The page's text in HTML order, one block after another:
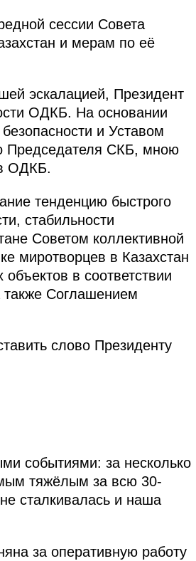
сессии Совета
и мерам по её
эскалацией, Президент
ОДКБ. На основании
и Уставом
Председателя СКБ, мною
ОДКБ.
тенденцию быстрого
стабильности
Советом коллективной
миротворцев в Казахстан
в соответствии
также Соглашением
слово Президенту
событиями: за несколько
тяжёлым за всю 30-
сталкивалась и наша
за оперативную работу